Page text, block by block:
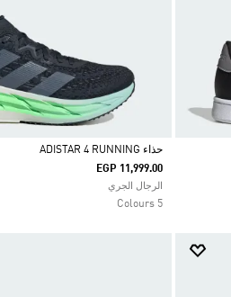
Selected
حذاء ADISTAR 4 RUNNING
EGP 11,999.00
الرجال الجري
5 Colours